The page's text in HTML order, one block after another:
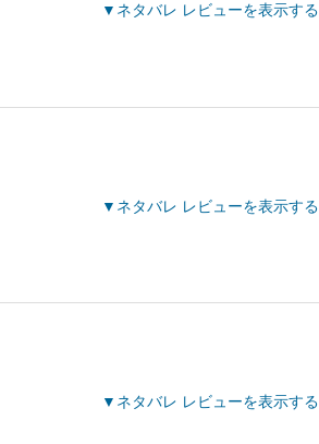
ネタバレ レビューを表示する
ネタバレ レビューを表示する
ネタバレ レビューを表示する